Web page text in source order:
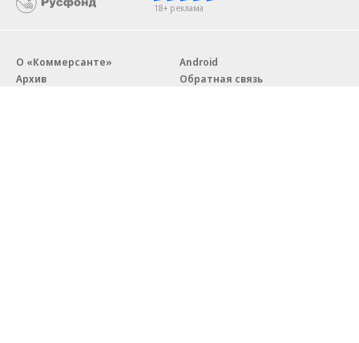
18+ реклама
О «Коммерсанте»
Архив
Android
Обратная связь